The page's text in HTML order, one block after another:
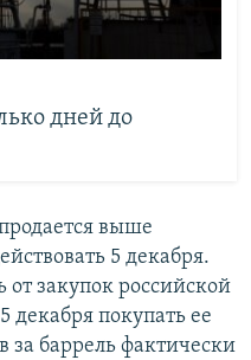
дней до
выше
5 декабря.
закупок российской
декабря покупать ее
за баррель фактически